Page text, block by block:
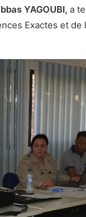
YAGOUBI, a
Exactes et